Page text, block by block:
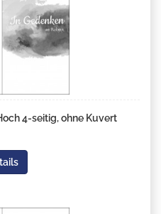
4-seitig, ohne Kuvert